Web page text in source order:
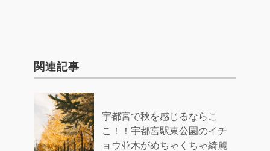
関連記事
宇都宮で秋を感じるならこ
こ！！宇都宮駅東公園のイチ
ョウ並木がめちゃくちゃ綺麗